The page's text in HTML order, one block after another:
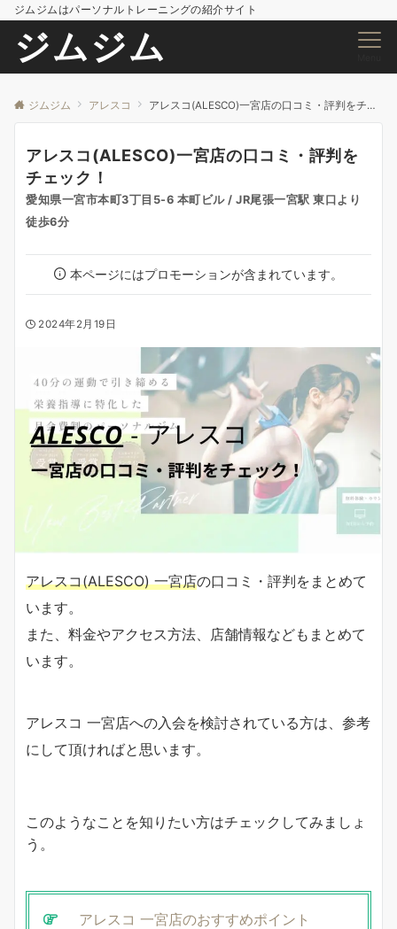
ジムジムはパーソナルトレーニングの紹介サイト
ジムジム
ジムジム アレスコ アレスコ(ALESCO)一宮店の口コミ・評判をチェック！
アレスコ(ALESCO)一宮店の口コミ・評判を
チェック！
愛知県一宮市本町3丁目5-6 本町ビル / JR尾張一宮駅 東口より
徒歩6分
本ページにはプロモーションが含まれています。
2024年2月19日
アレスコ(ALESCO) 一宮店の口コミ・評判をまとめて
います。
また、料金やアクセス方法、店舗情報などもまとめて
います。
アレスコ 一宮店への入会を検討されている方は、参考
にして頂ければと思います。
このようなことを知りたい方はチェックしてみましょ
う。
アレスコ 一宮店のおすすめポイント